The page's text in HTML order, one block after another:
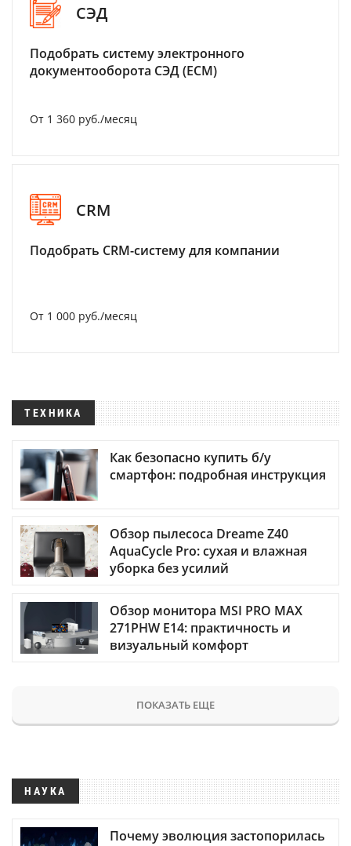
СЭД
Подобрать систему электронного
документооборота СЭД (ECM)
От 1 360 руб./месяц
CRM
Подобрать CRM-систему для компании
От 1 000 руб./месяц
ТЕХНИКА
Как безопасно купить б/у
смартфон: подробная инструкция
Обзор пылесоса Dreame Z40
AquaCycle Pro: сухая и влажная
уборка без усилий
Обзор монитора MSI PRO MAX
271PHW E14: практичность и
визуальный комфорт
ПОКАЗАТЬ ЕЩЕ
НАУКА
Почему эволюция застопорилась